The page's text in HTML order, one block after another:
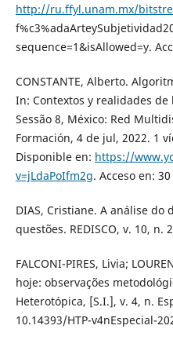
http://ru.ffyl.unam.mx/
sequence=1&isAllowed=y.
CONSTANTE, Alberto.
In: Contextos y realidades
Sessão 8, México: Red
Formación, 4 de jul, 2022. 1
Disponible en: https://
v=jLdaPoIfm2g. Acceso en:
DIAS, Cristiane. A análise
questões. REDISCO, v. 10, n.
FALCONI-PIRES, Livia;
hoje: observações
Heterotópica, [S.I.], v. 4, n.
10.14393/HTP-v4nEspecial-